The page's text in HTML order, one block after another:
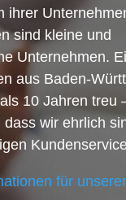
ihrer
sind kleine und
Unternehmen.
aus Baden-
10 Jahren treu
dass wir ehrlich
für